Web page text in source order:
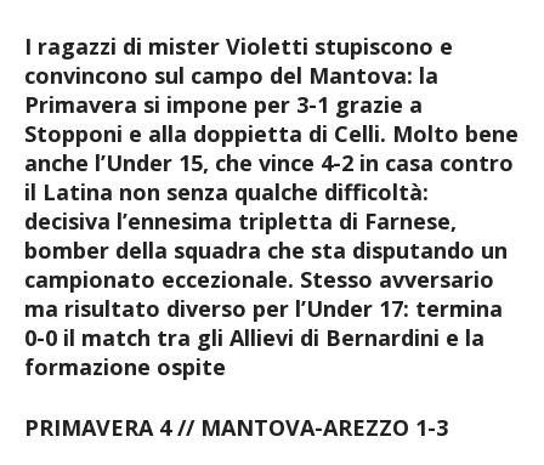
I ragazzi di mister Violetti stupiscono e
convincono sul campo del Mantova: la
Primavera si impone per 3-1 grazie a
Stopponi e alla doppietta di Celli. Molto bene
anche l’Under 15, che vince 4-2 in casa contro
il Latina non senza qualche difficoltà:
decisiva l’ennesima tripletta di Farnese,
bomber della squadra che sta disputando un
campionato eccezionale. Stesso avversario
ma risultato diverso per l’Under 17: termina
0-0 il match tra gli Allievi di Bernardini e la
formazione ospite
PRIMAVERA 4 // MANTOVA-AREZZO 1-3